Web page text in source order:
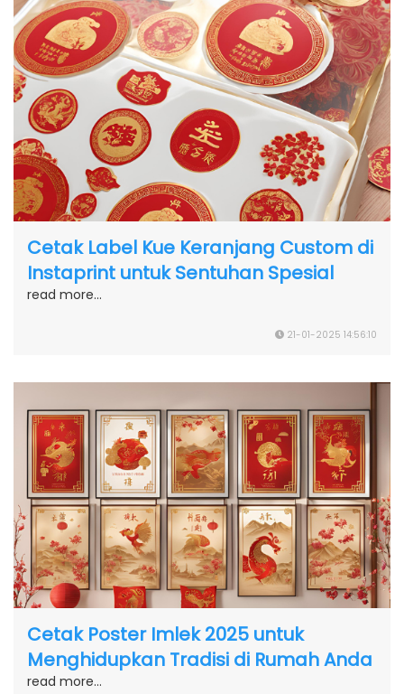
Cetak Label Kue Keranjang Custom di
Instaprint untuk Sentuhan Spesial
read more...
21-01-2025 14:56:10
Cetak Poster Imlek 2025 untuk
Menghidupkan Tradisi di Rumah Anda
read more...